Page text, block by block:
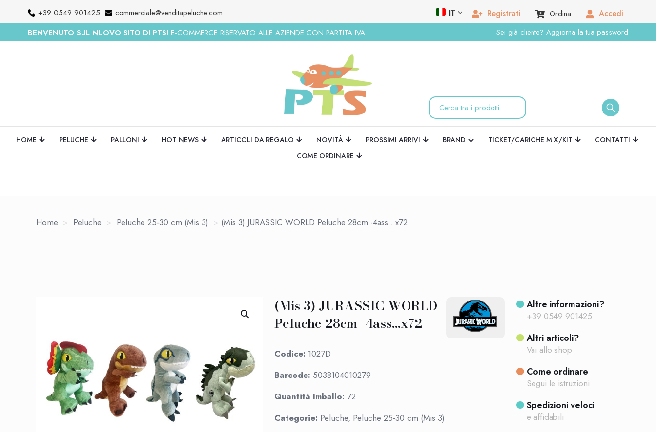
+39 0549 901425 commerciale@venditapeluche.com IT Registrati Ordina Accedi
BENVENUTO SUL NUOVO SITO DI PTS! E-COMMERCE RISERVATO ALLE AZIENDE CON PARTITA IVA. Sei già cliente? Aggiorna la tua password
HOME PELUCHE PALLONI HOT NEWS ARTICOLI DA REGALO NOVITÀ PROSSIMI ARRIVI BRAND TICKET/CARICHE MIX/KIT
CONTATTI
COME ORDINARE
Home > Peluche > Peluche 25-30 cm (Mis 3) > (Mis 3) JURASSIC WORLD Peluche 28cm -4ass…x72
(Mis 3) JURASSIC WORLD
Peluche 28cm -4ass…x72
Codice: 1027D
Barcode: 5038104010279
Quantità Imballo: 72
Categorie: Peluche, Peluche 25-30 cm (Mis 3)
Altre informazioni?
+39 0549 901425
Altri articoli?
Vai allo shop
Come ordinare
Segui le istruzioni
Spedizioni veloci
e affidabili